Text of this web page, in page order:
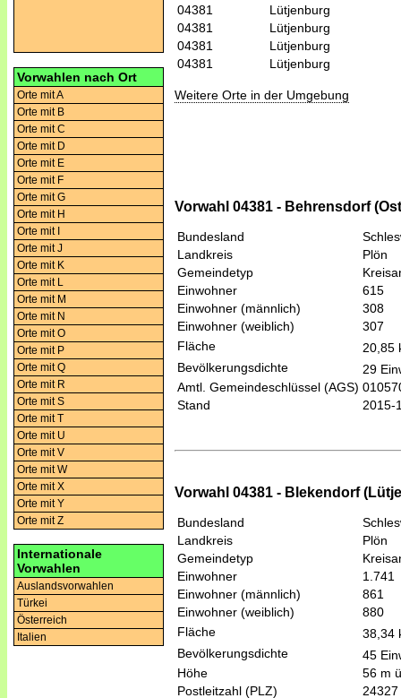
Vorwahlen nach Ort
Orte mit A
Orte mit B
Orte mit C
Orte mit D
Orte mit E
Orte mit F
Orte mit G
Orte mit H
Orte mit I
Orte mit J
Orte mit K
Orte mit L
Orte mit M
Orte mit N
Orte mit O
Orte mit P
Orte mit Q
Orte mit R
Orte mit S
Orte mit T
Orte mit U
Orte mit V
Orte mit W
Orte mit X
Orte mit Y
Orte mit Z
Internationale
Vorwahlen
Auslandsvorwahlen
Türkei
Österreich
Italien
04381
Lütjenburg
04381
Lütjenburg
04381
Lütjenburg
04381
Lütjenburg
Weitere Orte in der Umgebung
Vorwahl 04381 - Behrensdorf
Bundesland
Landkreis
Plön
Gemeindetyp
Einwohner
615
Einwohner (männlich)
308
Einwohner (weiblich)
307
Fläche
20,85
Bevölkerungsdichte
29
Amtl. Gemeindeschlüssel (AGS)
Stand
2015-
Vorwahl 04381 - Blekendorf
Bundesland
Landkreis
Plön
Gemeindetyp
Einwohner
1.741
Einwohner (männlich)
861
Einwohner (weiblich)
880
Fläche
38,34
Bevölkerungsdichte
45
Höhe
56 m
Postleitzahl (PLZ)
24327